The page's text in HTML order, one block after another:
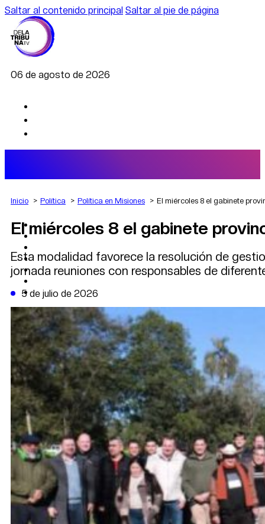
Saltar al contenido principal Saltar al pie de página
06 de agosto de 2026
AGRO
DEPORTES
POLÍTICA
CAMBIO CLIMÁTICO
DE LA TRIBUNA TV
Inicio Política Política en Misiones El miércoles 8 el gabinete
El miércoles 8 el gabinete
Esta modalidad favorece la resolución de
jornada reuniones con responsables de
5 de julio de 2026